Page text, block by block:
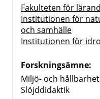
Fakulteten för
Institutionen för
och samhälle
Institutionen för
Forskningsämne:
Miljö- och
Slöjddidaktik